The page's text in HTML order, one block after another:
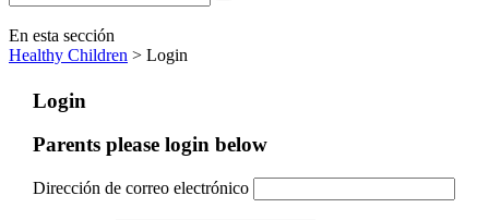
En esta sección
Healthy Children > Login
Login
Parents please login below
Dirección de correo electrónico